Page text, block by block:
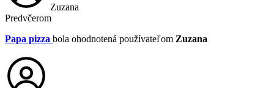
Zuzana
Predvčerom
Papa pizza bola ohodnotená používateľom Zuzana